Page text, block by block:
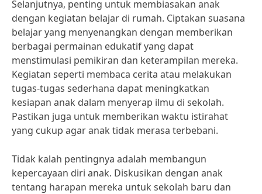
Selanjutnya, penting untuk membiasakan anak
dengan kegiatan belajar di rumah. Ciptakan suasana
belajar yang menyenangkan dengan memberikan
berbagai permainan edukatif yang dapat
menstimulasi pemikiran dan keterampilan mereka.
Kegiatan seperti membaca cerita atau melakukan
tugas-tugas sederhana dapat meningkatkan
kesiapan anak dalam menyerap ilmu di sekolah.
Pastikan juga untuk memberikan waktu istirahat
yang cukup agar anak tidak merasa terbebani.
Tidak kalah pentingnya adalah membangun
kepercayaan diri anak. Diskusikan dengan anak
tentang harapan mereka untuk sekolah baru dan